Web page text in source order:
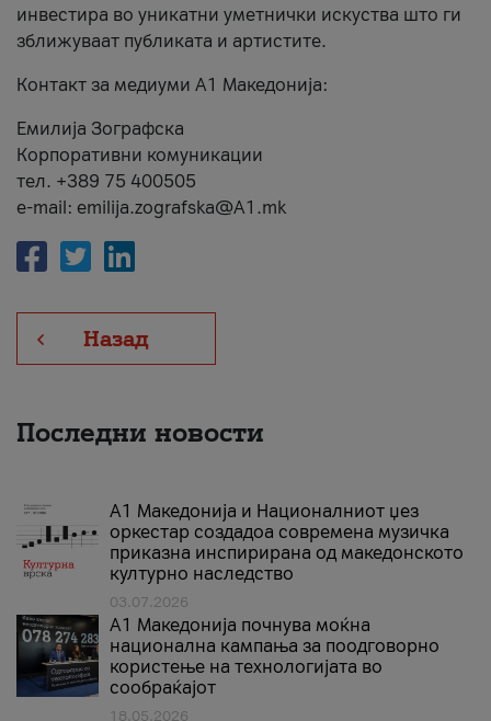
инвестира во уникатни уметнички искуства што ги
зближуваат публиката и артистите.
Контакт за медиуми А1 Македонија:
Емилија Зографска
Корпоративни комуникации
тел. +389 75 400505
e-mail: emilija.zografska@A1.mk
Назад
Последни новости
А1 Македонија и Националниот џез
оркестар создадоа современа музичка
приказна инспирирана од македонското
културно наследство
03.07.2026
A1 Македонија почнува моќна
национална кампања за поодговорно
користење на технологијата во
сообраќајот
18.05.2026